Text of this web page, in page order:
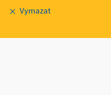
Vymazat